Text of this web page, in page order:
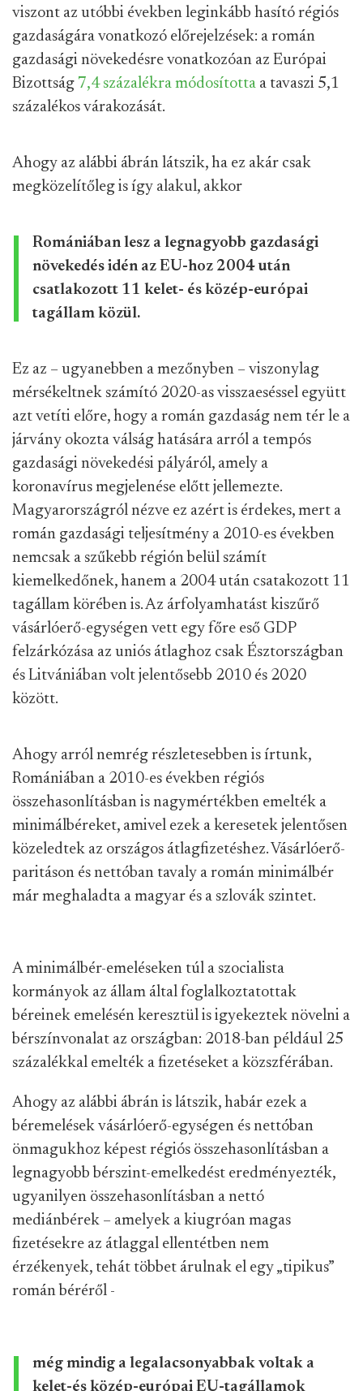
viszont az utóbbi években leginkább hasító régiós
gazdaságára vonatkozó előrejelzések: a román
gazdasági növekedésre vonatkozóan az Európai
Bizottság 7,4 százalékra módosította a tavaszi 5,1
százalékos várakozását.
Ahogy az alábbi ábrán látszik, ha ez akár csak
megközelítőleg is így alakul, akkor
Romániában lesz a legnagyobb gazdasági
növekedés idén az EU-hoz 2004 után
csatlakozott 11 kelet- és közép-európai
tagállam közül.
Ez az – ugyanebben a mezőnyben – viszonylag
mérsékeltnek számító 2020-as visszaeséssel együtt
azt vetíti előre, hogy a román gazdaság nem tér le a
járvány okozta válság hatására arról a tempós
gazdasági növekedési pályáról, amely a
koronavírus megjelenése előtt jellemezte.
Magyarországról nézve ez azért is érdekes, mert a
román gazdasági teljesítmény a 2010-es években
nemcsak a szűkebb régión belül számít
kiemelkedőnek, hanem a 2004 után csatakozott 11
tagállam körében is. Az árfolyamhatást kiszűrő
vásárlóerő-egységen vett egy főre eső GDP
felzárkózása az uniós átlaghoz csak Észtországban
és Litvániában volt jelentősebb 2010 és 2020
között.
Ahogy arról nemrég részletesebben is írtunk,
Romániában a 2010-es években régiós
összehasonlításban is nagymértékben emelték a
minimálbéreket, amivel ezek a keresetek jelentősen
közeledtek az országos átlagfizetéshez. Vásárlóerő-
paritáson és nettóban tavaly a román minimálbér
már meghaladta a magyar és a szlovák szintet.
A minimálbér-emeléseken túl a szocialista
kormányok az állam által foglalkoztatottak
béreinek emelésén keresztül is igyekeztek növelni a
bérszínvonalat az országban: 2018-ban például 25
százalékkal emelték a fizetéseket a közszférában.
Ahogy az alábbi ábrán is látszik, habár ezek a
béremelések vásárlóerő-egységen és nettóban
önmagukhoz képest régiós összehasonlításban a
legnagyobb bérszint-emelkedést eredményezték,
ugyanilyen összehasonlításban a nettó
mediánbérek – amelyek a kiugróan magas
fizetésekre az átlaggal ellentétben nem
érzékenyek, tehát többet árulnak el egy „tipikus”
román béréről -
még mindig a legalacsonyabbak voltak a
kelet-és közép-európai EU-tagállamok